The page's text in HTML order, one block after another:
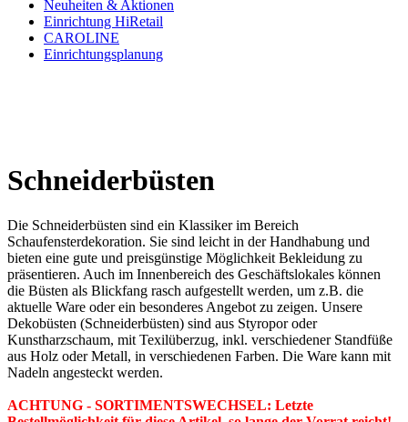
Neuheiten & Aktionen
Einrichtung HiRetail
CAROLINE
Einrichtungsplanung
Schneiderbüsten
Die Schneiderbüsten sind ein Klassiker im Bereich
Schaufensterdekoration. Sie sind leicht in der Handhabung und
bieten eine gute und preisgünstige Möglichkeit Bekleidung zu
präsentieren. Auch im Innenbereich des Geschäftslokales können
die Büsten als Blickfang rasch aufgestellt werden, um z.B. die
aktuelle Ware oder ein besonderes Angebot zu zeigen. Unsere
Dekobüsten (Schneiderbüsten) sind aus Styropor oder
Kunstharzschaum, mit Texilüberzug, inkl. verschiedener Standfüße
aus Holz oder Metall, in verschiedenen Farben. Die Ware kann mit
Nadeln angesteckt werden.
ACHTUNG - SORTIMENTSWECHSEL: Letzte